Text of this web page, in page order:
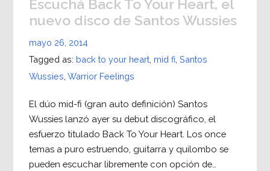
Escuchá Back To Your Heart, el
nuevo disco de Santos Wussies
mayo 26, 2014
Tagged as: back to your heart, mid fi, Santos
Wussies Warrior Feelings
El dúo mid-fi (gran auto definición) Santos
Wussies lanzó ayer su debut discográfico, el
esfuerzo titulado Back To Your Heart. Los once
temas a puro estruendo, guitarra y quilombo se
pueden escuchar libremente con opción de…